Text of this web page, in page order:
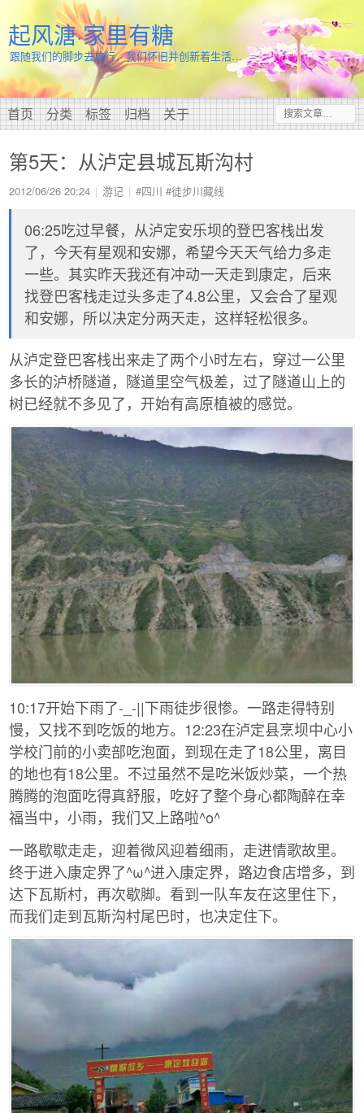
起风溏·家里有糖
跟随我们的脚步去旅行，我们怀旧并创新着生活…
首页 分类 标签 归档 关于
第5天：从泸定县城瓦斯沟村
2012/06/26 20:24 游记 #四川 #徒步川藏线
06:25吃过早餐，从泸定安乐坝的登巴客栈出发
了，今天有星观和安娜，希望今天天气给力多走
一些。其实昨天我还有冲动一天走到康定，后来
找登巴客栈走过头多走了4.8公里，又会合了星观
和安娜，所以决定分两天走，这样轻松很多。
从泸定登巴客栈出来走了两个小时左右，穿过一公里
多长的泸桥隧道，隧道里空气极差，过了隧道山上的
树已经就不多见了，开始有高原植被的感觉。
10:17开始下雨了-_-||下雨徒步很惨。一路走得特别
慢，又找不到吃饭的地方。12:23在泸定县烹坝中心小
学校门前的小卖部吃泡面，到现在走了18公里，离目
的地也有18公里。不过虽然不是吃米饭炒菜，一个热
腾腾的泡面吃得真舒服，吃好了整个身心都陶醉在幸
福当中，小雨，我们又上路啦^o^
一路歇歇走走，迎着微风迎着细雨，走进情歌故里。
终于进入康定界了^ω^进入康定界，路边食店增多，到
达下瓦斯村，再次歇脚。看到一队车友在这里住下，
而我们走到瓦斯沟村尾巴时，也决定住下。